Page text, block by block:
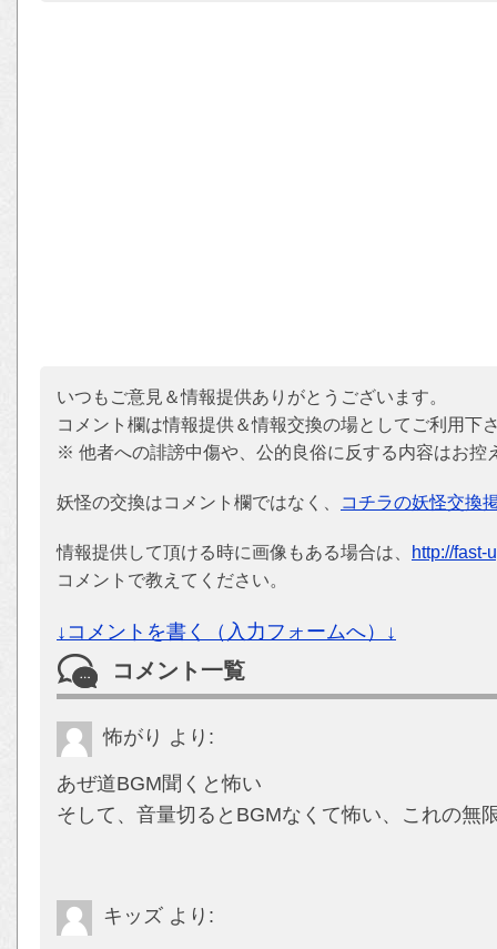
いつもご意見＆情報提供ありがとうございます。
コメント欄は情報提供＆情報交換の場としてご利用下
※ 他者への誹謗中傷や、公的良俗に反する内容はお控
妖怪の交換はコメント欄ではなく、 コチラの妖怪交換
情報提供して頂ける時に画像もある場合は、
http://fast-
コメントで教えてください。
↓コメントを書く（入力フォームへ）↓
コメント一覧
怖がり より:
あぜ道BGM聞くと怖い
そして、音量切るとBGMなくて怖い、これの無
キッズ より: